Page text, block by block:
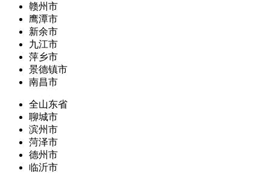
赣州市
鹰潭市
新余市
九江市
萍乡市
景德镇市
南昌市
全山东省
聊城市
滨州市
菏泽市
德州市
临沂市